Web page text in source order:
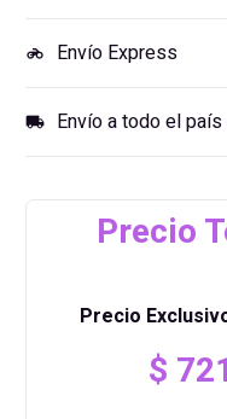
motorcycle Envío Express
local_shipping Envío a todo el
Precio
Precio
$